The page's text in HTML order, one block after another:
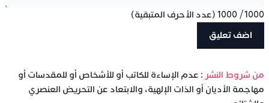
1000
/
1000 (عدد الأحرف المتبقية)
‫من شروط النشر : عدم الإساءة للكاتب أو للأشخاص أو للمقدسات أو
مهاجمة الأديان أو الذات الإلهية، والابتعاد عن التحريض العنصري